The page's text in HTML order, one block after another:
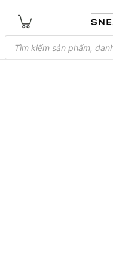
Tìm
kiếm
sản